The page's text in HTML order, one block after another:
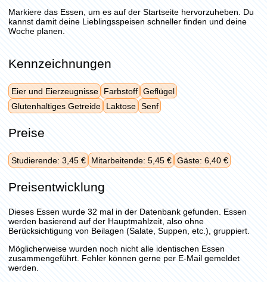
Markiere das Essen, um es auf der Startseite hervorzuheben. Du
kannst damit deine Lieblingsspeisen schneller finden und deine
Woche planen.
Kennzeichnungen
Eier und Eierzeugnisse Farbstoff Geflügel
Glutenhaltiges Getreide
Laktose Senf
Preise
Studierende: 3,45 € Mitarbeitende: 5,45 € Gäste: 6,40 €
Preisentwicklung
Dieses Essen wurde 32 mal in der Datenbank gefunden. Essen
werden basierend auf der Hauptmahlzeit, also ohne
Berücksichtigung von Beilagen (Salate, Suppen, etc.), gruppiert.
Möglicherweise wurden noch nicht alle identischen Essen
zusammengeführt. Fehler können gerne per E-Mail gemeldet
werden.